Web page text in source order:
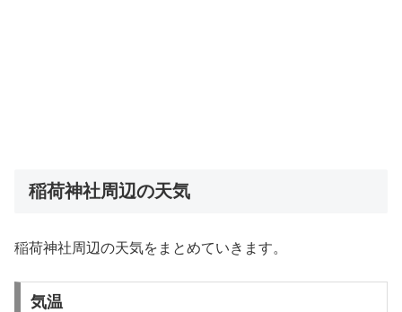
稲荷神社周辺の天気
稲荷神社周辺の天気をまとめていきます。
気温